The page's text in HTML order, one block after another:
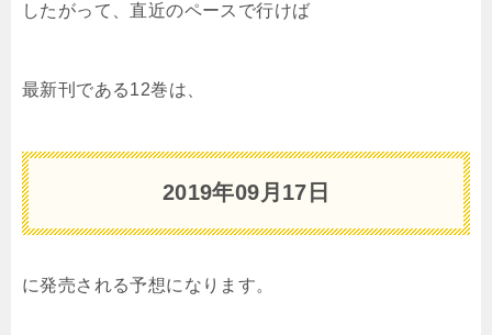
したがって、直近のペースで行けば
最新刊である12巻は、
2019年09月17日
に発売される予想になります。